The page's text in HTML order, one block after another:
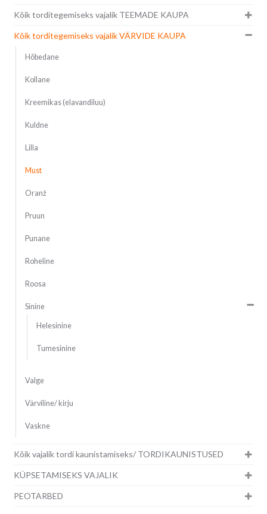
Kõik torditegemiseks vajalik TEEMADE KAUPA
Kõik torditegemiseks vajalik VÄRVIDE KAUPA
Hõbedane
Kollane
Kreemikas (elavandiluu)
Kuldne
Lilla
Must
Oranž
Pruun
Punane
Roheline
Roosa
Sinine
Helesinine
Tumesinine
Valge
Värviline/ kirju
Vaskne
Kõik vajalik tordi kaunistamiseks/ TORDIKAUNISTUSED
KÜPSETAMISEKS VAJALIK
PEOTARBED